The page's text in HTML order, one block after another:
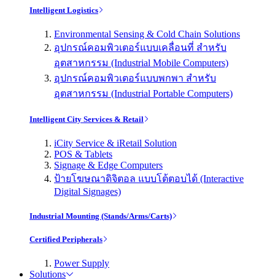
Intelligent Logistics
Environmental Sensing & Cold Chain Solutions
อุปกรณ์คอมพิวเตอร์แบบเคลื่อนที่ สำหรับ
อุตสาหกรรม (Industrial Mobile Computers)
อุปกรณ์คอมพิวเตอร์แบบพกพา สำหรับ
อุตสาหกรรม (Industrial Portable Computers)
Intelligent City Services & Retail
iCity Service & iRetail Solution
POS & Tablets
Signage & Edge Computers
ป้ายโฆษณาดิจิตอล แบบโต้ตอบได้ (Interactive
Digital Signages)
Industrial Mounting (Stands/Arms/Carts)
Certified Peripherals
Power Supply
Solutions